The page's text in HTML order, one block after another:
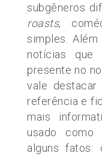
subgêneros
roasts,
simples.
notícias
presente no
vale
referência e
mais
usado como
alguns fatos: